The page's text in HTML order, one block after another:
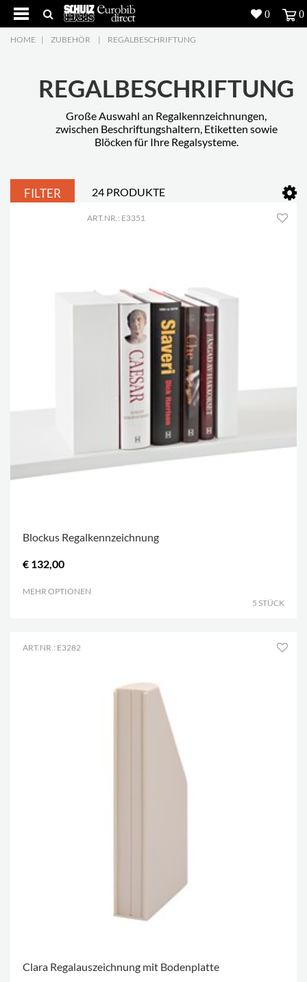
Produkte
Projekte
Über uns
HOME | ZUBEHÖR | REGALBESCHRIFTUNG
REGALBESCHRIFTUNG
Große Auswahl an Regalkennzeichnungen,
zwischen Beschriftungshaltern, Etiketten sowie
Blöcken für Ihre Regalsysteme.
FILTER 24 PRODUKTE
ART.NR.: E3351
Blockus Regalkennzeichnung
€ 132,00
MEHR OPTIONEN
5 STÜCK
ART.NR.: E3282
Clara Regalauszeichnung mit Bodenplatte
0 0